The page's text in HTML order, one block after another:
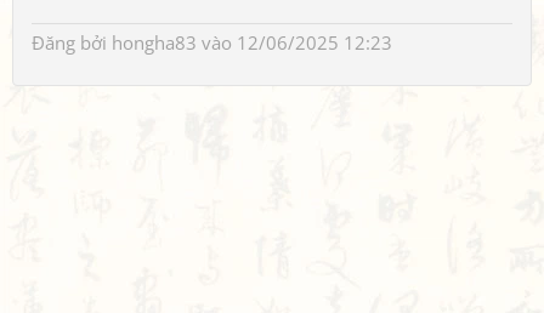
Đăng bởi hongha83 vào 12/06/2025 12:23